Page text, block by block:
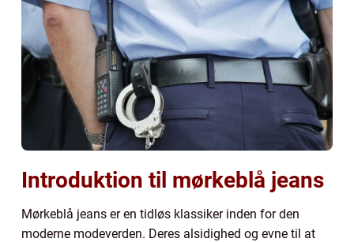
Introduktion til mørkeblå jeans
Mørkeblå jeans er en tidløs klassiker inden for den
moderne modeverden. Deres alsidighed og evne til at